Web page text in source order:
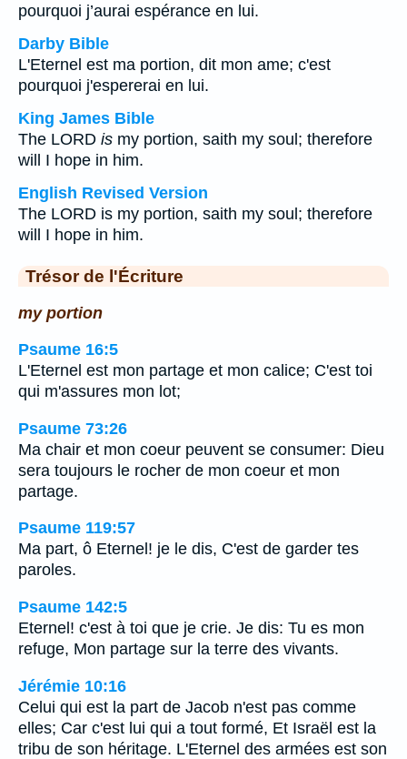
pourquoi j’aurai espérance en lui.
Darby Bible
L'Eternel est ma portion, dit mon ame; c'est
pourquoi j'espererai en lui.
King James Bible
The LORD is my portion, saith my soul; therefore
will I hope in him.
English Revised Version
The LORD is my portion, saith my soul; therefore
will I hope in him.
Trésor de l'Écriture
my portion
Psaume 16:5
L'Eternel est mon partage et mon calice; C'est toi
qui m'assures mon lot;
Psaume 73:26
Ma chair et mon coeur peuvent se consumer: Dieu
sera toujours le rocher de mon coeur et mon
partage.
Psaume 119:57
Ma part, ô Eternel! je le dis, C'est de garder tes
paroles.
Psaume 142:5
Eternel! c'est à toi que je crie. Je dis: Tu es mon
refuge, Mon partage sur la terre des vivants.
Jérémie 10:16
Celui qui est la part de Jacob n'est pas comme
elles; Car c'est lui qui a tout formé, Et Israël est la
tribu de son héritage. L'Eternel des armées est son